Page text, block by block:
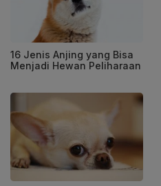
16 Jenis Anjing yang Bisa
Menjadi Hewan Peliharaan